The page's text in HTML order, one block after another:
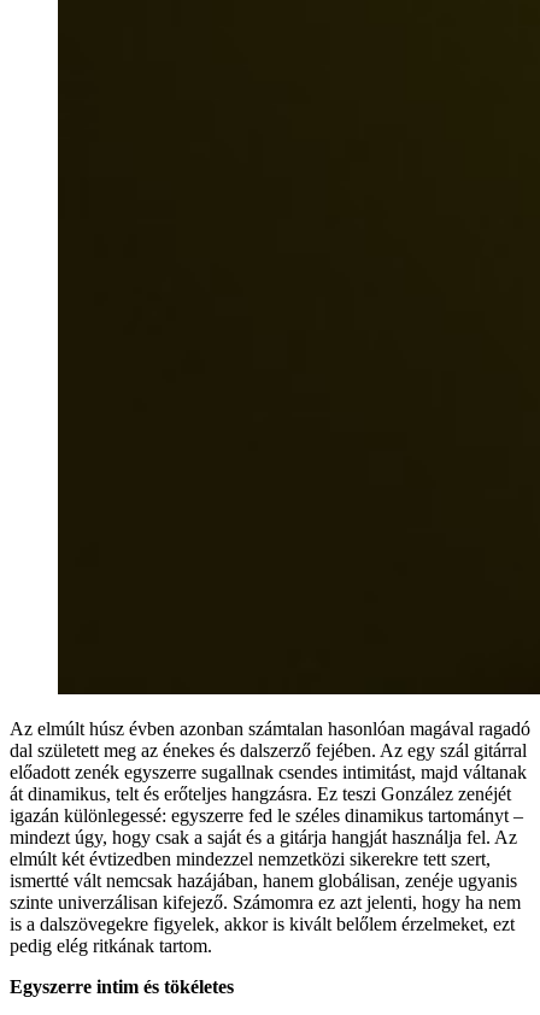
Az elmúlt húsz évben azonban számtalan hasonlóan magával ragadó
dal született meg az énekes és dalszerző fejében. Az egy szál gitárral
előadott zenék egyszerre sugallnak csendes intimitást, majd váltanak
át dinamikus, telt és erőteljes hangzásra. Ez teszi González zenéjét
igazán különlegessé: egyszerre fed le széles dinamikus tartományt –
mindezt úgy, hogy csak a saját és a gitárja hangját használja fel. Az
elmúlt két évtizedben mindezzel nemzetközi sikerekre tett szert,
ismertté vált nemcsak hazájában, hanem globálisan, zenéje ugyanis
szinte univerzálisan kifejező. Számomra ez azt jelenti, hogy ha nem
is a dalszövegekre figyelek, akkor is kivált belőlem érzelmeket, ezt
pedig elég ritkának tartom.
Egyszerre intim és tökéletes